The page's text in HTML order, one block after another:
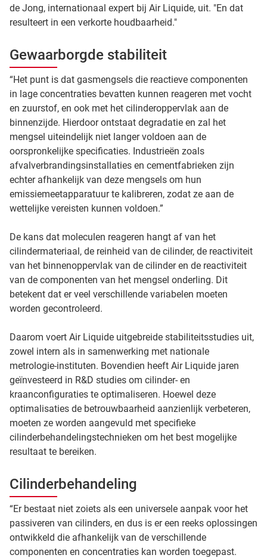
de Jong, internationaal expert bij Air Liquide, uit. "En dat
resulteert in een verkorte houdbaarheid."
Gewaarborgde stabiliteit
“Het punt is dat gasmengsels die reactieve componenten
in lage concentraties bevatten kunnen reageren met vocht
en zuurstof, en ook met het cilinderoppervlak aan de
binnenzijde. Hierdoor ontstaat degradatie en zal het
mengsel uiteindelijk niet langer voldoen aan de
oorspronkelijke specificaties. Industrieën zoals
afvalverbrandingsinstallaties en cementfabrieken zijn
echter afhankelijk van deze mengsels om hun
emissiemeetapparatuur te kalibreren, zodat ze aan de
wettelijke vereisten kunnen voldoen.”
De kans dat moleculen reageren hangt af van het
cilindermateriaal, de reinheid van de cilinder, de reactiviteit
van het binnenoppervlak van de cilinder en de reactiviteit
van de componenten van het mengsel onderling. Dit
betekent dat er veel verschillende variabelen moeten
worden gecontroleerd.
Daarom voert Air Liquide uitgebreide stabiliteitsstudies uit,
zowel intern als in samenwerking met nationale
metrologie-instituten. Bovendien heeft Air Liquide jaren
geïnvesteerd in R&D studies om cilinder- en
kraanconfiguraties te optimaliseren. Hoewel deze
optimalisaties de betrouwbaarheid aanzienlijk verbeteren,
moeten ze worden aangevuld met specifieke
cilinderbehandelingstechnieken om het best mogelijke
resultaat te bereiken.
Cilinderbehandeling
“Er bestaat niet zoiets als een universele aanpak voor het
passiveren van cilinders, en dus is er een reeks oplossingen
ontwikkeld die afhankelijk van de verschillende
componenten en concentraties kan worden toegepast.